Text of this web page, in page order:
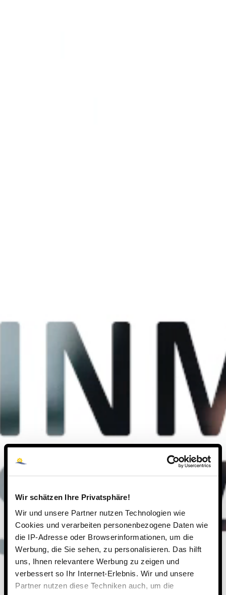
Wir schätzen Ihre Privatsphäre!
Wir und unsere Partner nutzen Technologien wie
Cookies und verarbeiten personenbezogene Daten wie
die IP-Adresse oder Browserinformationen, um die
Werbung, die Sie sehen, zu personalisieren. Das hilft
uns, Ihnen relevantere Werbung zu zeigen und
verbessert so Ihr Internet-Erlebnis. Wir und unsere
Partner nutzen diese Techniken auch, um die